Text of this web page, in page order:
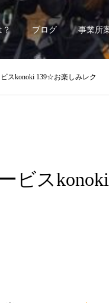
？ ブログ 事業所
スkonoki 139☆お楽しみレク
ビス